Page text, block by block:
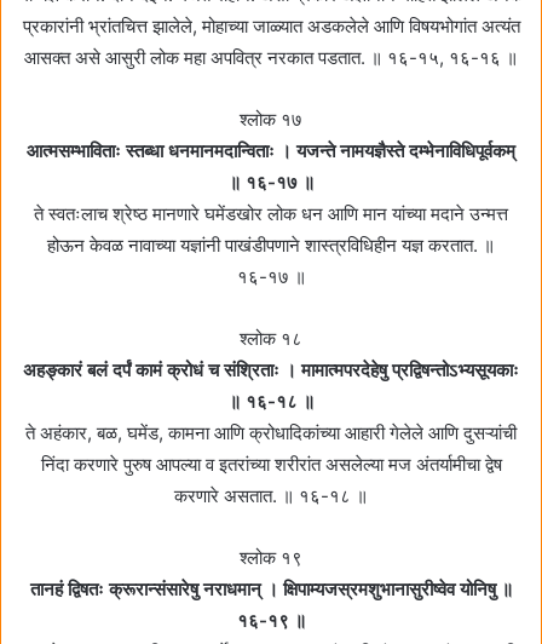
प्रकारांनी भ्रांतचित्त झालेले, मोहाच्या जाळ्यात अडकलेले आणि विषयभोगांत अत्यंत
आसक्त असे आसुरी लोक महा अपवित्र नरकात पडतात. ॥ १६-१५, १६-१६ ॥
श्लोक १७
आत्मसम्भाविताः स्तब्धा धनमानमदान्विताः । यजन्ते नामयज्ञैस्ते दम्भेनाविधिपूर्वकम्‌
॥ १६-१७ ॥
ते स्वतःलाच श्रेष्ठ मानणारे घमेंडखोर लोक धन आणि मान यांच्या मदाने उन्मत्त
होऊन केवळ नावाच्या यज्ञांनी पाखंडीपणाने शास्त्रविधिहीन यज्ञ करतात. ॥
१६-१७ ॥
श्लोक १८
अहङ्कारं बलं दर्पं कामं क्रोधं च संश्रिताः । मामात्मपरदेहेषु प्रद्विषन्तोऽभ्यसूयकाः
॥ १६-१८ ॥
ते अहंकार, बळ, घमेंड, कामना आणि क्रोधादिकांच्या आहारी गेलेले आणि दुसऱ्यांची
निंदा करणारे पुरुष आपल्या व इतरांच्या शरीरांत असलेल्या मज अंतर्यामीचा द्वेष
करणारे असतात. ॥ १६-१८ ॥
श्लोक १९
तानहं द्विषतः क्रूरान्संसारेषु नराधमान्‌ । क्षिपाम्यजस्रमशुभानासुरीष्वेव योनिषु ॥
१६-१९ ॥